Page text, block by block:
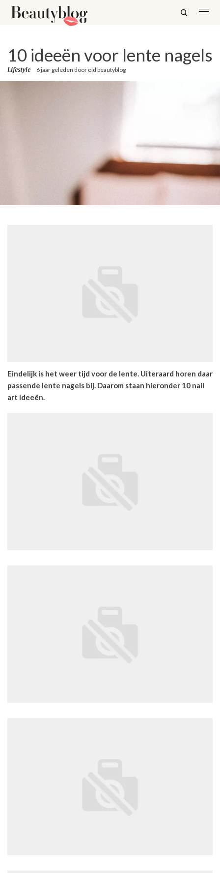
10 ideeën voor lente nagels
Lifestyle 6 jaar geleden door old beautyblog
Eindelijk is het weer tijd voor de lente. Uiteraard horen daar
passende lente nagels bij. Daarom staan hieronder 10 nail
art ideeën.